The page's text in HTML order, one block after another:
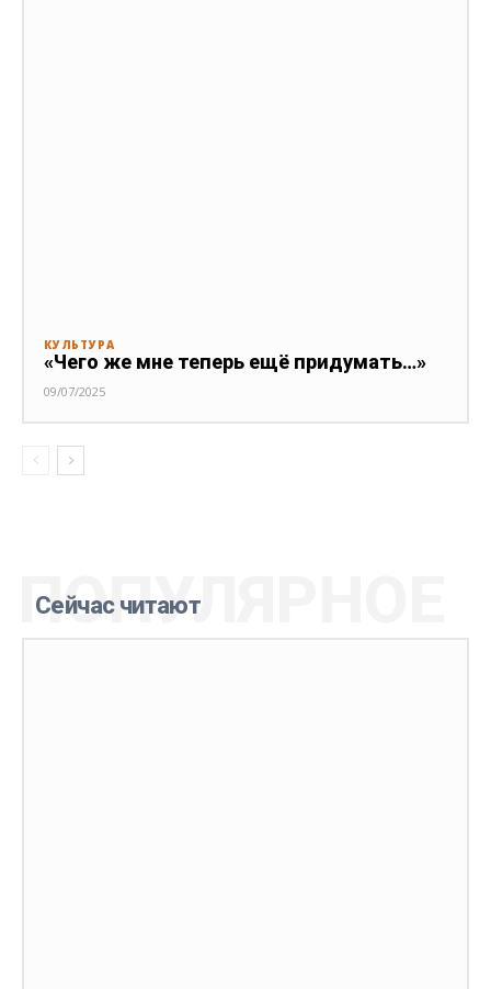
КУЛЬТУРА
«Чего же мне теперь ещё придумать…»
09/07/2025
Сейчас читают
ПОПУЛЯРНОЕ